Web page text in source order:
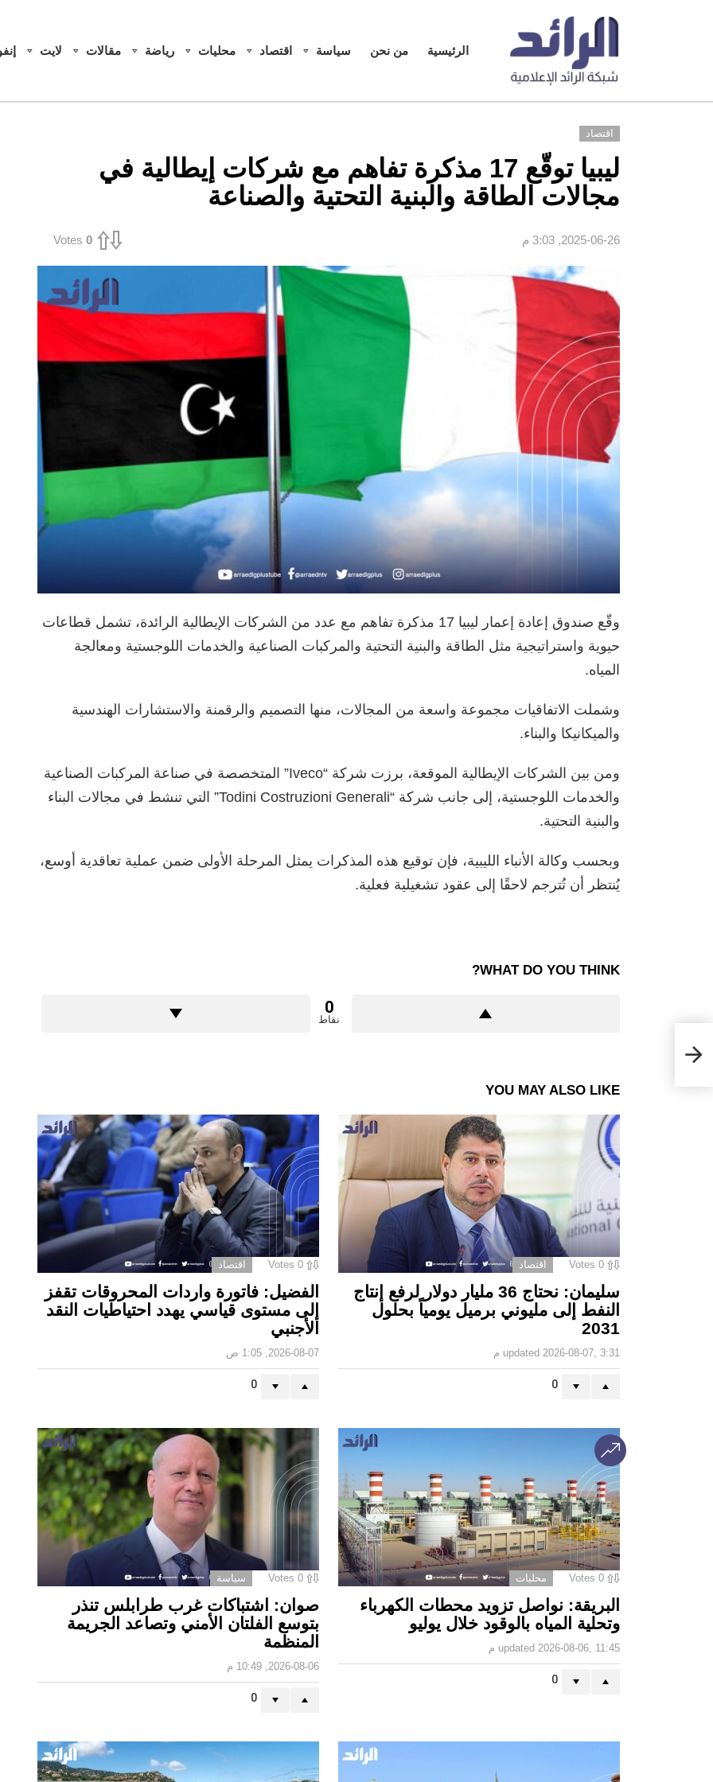
الرئيسية من نحن سياسة اقتصاد محليات رياضة مقالات لايت
اقتصاد
ليبيا توقّع 17 مذكرة تفاهم مع شركات إيطالية في
مجالات الطاقة والبنية التحتية والصناعة
2025-06-26, 3:03 م 0
Votes
وقّع صندوق إعادة إعمار ليبيا 17 مذكرة تفاهم مع عدد من الشركات الإيطالية الرائدة، تشمل قطاعات
حيوية واستراتيجية مثل الطاقة والبنية التحتية والمركبات الصناعية والخدمات اللوجستية ومعالجة
المياه.
وشملت الاتفاقيات مجموعة واسعة من المجالات، منها التصميم والرقمنة والاستشارات الهندسية
والميكانيكا والبناء.
ومن بين الشركات الإيطالية الموقعة، برزت شركة “Iveco” المتخصصة في صناعة المركبات الصناعية
والخدمات اللوجستية، إلى جانب شركة “Todini Costruzioni Generali” التي تنشط في مجالات البناء
والبنية التحتية.
وبحسب وكالة الأنباء الليبية، فإن توقيع هذه المذكرات يمثل المرحلة الأولى ضمن عملية تعاقدية أوسع،
يُنتظر أن تُترجم لاحقًا إلى عقود تشغيلية فعلية.
WHAT DO YOU THINK?
0
نقاط
YOU MAY ALSO LIKE
0
Votes اقتصاد
سليمان: نحتاج 36 مليار دولار لرفع إنتاج
النفط إلى مليوني برميل يومياً بحلول
2031
updated 2026-08-07, 3:31 م
0
0
Votes اقتصاد
الفضيل: فاتورة واردات المحروقات تقفز
إلى مستوى قياسي يهدد احتياطيات النقد
الأجنبي
2026-08-07, 1:05 ص
0
0
Votes محليات
البريقة: نواصل تزويد محطات الكهرباء
وتحلية المياه بالوقود خلال يوليو
updated 2026-08-06, 11:45 م
0
0
Votes سياسة
صوان: اشتباكات غرب طرابلس تنذر
بتوسع الفلتان الأمني وتصاعد الجريمة
المنظمة
2026-08-06, 10:49 م
0